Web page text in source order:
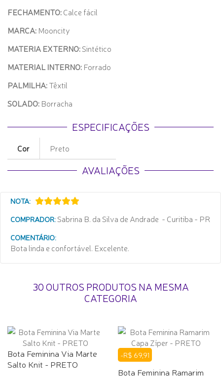
FECHAMENTO:Calce fácil
MARCA: Mooncity
MATERIA EXTERNO:Sintético
MATERIAL INTERNO: Forrado
PALMILHA:Têxtil
SOLADO: Borracha
ESPECIFICAÇÕES
Cor Preto
AVALIAÇÕES
NOTA:
COMPRADOR:Sabrina B. da Silva de Andrade - Curitiba - PR
COMENTÁRIO:
Bota linda e confortável. Excelente.
30 OUTROS PRODUTOS NA MESMA
CATEGORIA
Bota Feminina Via Marte
Salto Knit - PRETO
-R$ 69,91
Bota Feminina Ramarim